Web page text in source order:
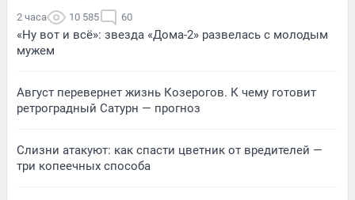
2 часа 10 585 60
«Ну вот и всё»: звезда «Дома-2» развелась с молодым
мужем
Август перевернет жизнь Козерогов. К чему готовит
ретроградный Сатурн — прогноз
Слизни атакуют: как спасти цветник от вредителей —
три копеечных способа